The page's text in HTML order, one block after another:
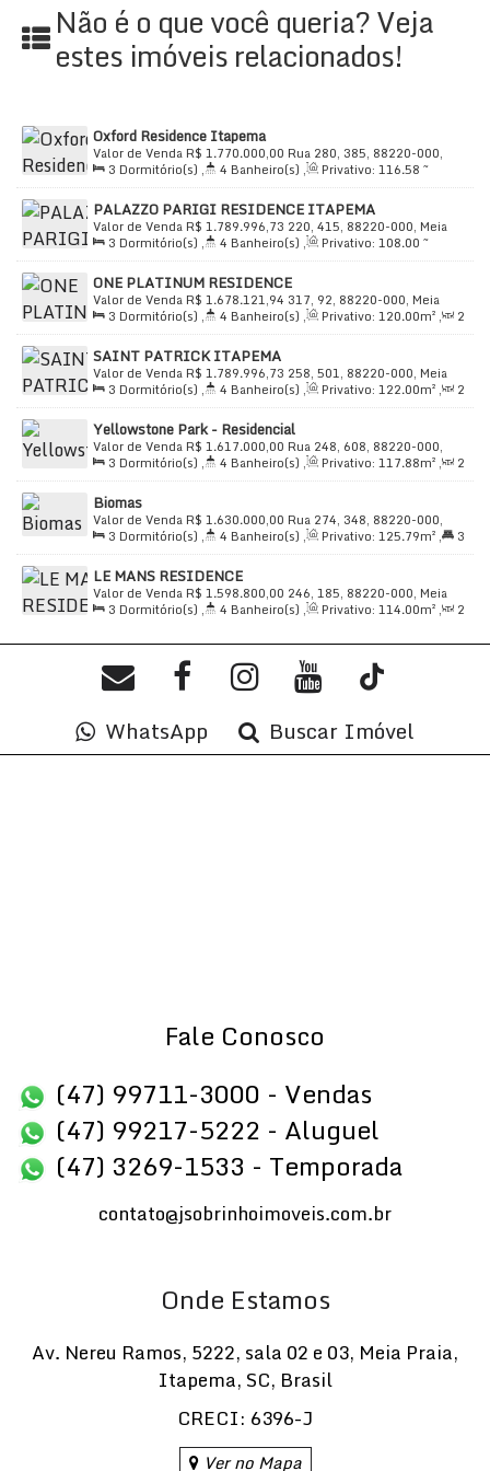
Açougue
Banco
Bistrô com adega
Escola 1º Grau
Este imóvel, avaliado emR$ 1.745.000,00, é a
oportunidade que você esperava para viver com
qualidade e estilo em um dos lugares mais desejados.
Não perca a chance de conhecer oJoão Reis Itapema.
Agende sua visita e venha descobrir todos os detalhes
que este apartamento tem a oferecer.
Não é o que você queria? Veja
estes imóveis relacionados!
Oxford Residence Itapema
R$ 1.770.000,00
Valor de Venda
Rua 280, 385, 88220-000,
Meia Praia, Itapema, Santa Catarina, Brasil
3 Dormitório(s) , 4 Banheiro(s) , Privativo: 116.58 ~
120.41m², 3 Suíte(s), Total: 120.41m², 2 Vaga(s),
Útil:
120.41m²
PALAZZO PARIGI RESIDENCE ITAPEMA
R$ 1.789.996,73
Valor de Venda
220, 415, 88220-000, Meia
Praia, Itapema, Santa Catarina, Brasil
3 Dormitório(s) , 4 Banheiro(s) , Privativo: 108.00 ~
111.00m², 2 Sala(s) , 3Suíte(s) , Total:199.00~
202.00m², 2Vaga(s), Útil:108
ONE PLATINUM RESIDENCE
R$ 1.678.121,94
Valor de Venda
317, 92, 88220-000, Meia
Praia, Itapema, Santa Catarina, Brasil
3 Dormitório(s) , 4 Banheiro(s) , Privativo: 120.00m² ,
2
Sala(s) , 3Suíte(s) , Total:165.00m² , 2Vaga(s) ,
Útil:
120.00m²
SAINT PATRICK ITAPEMA
R$ 1.789.996,73
Valor de Venda
258, 501, 88220-000, Meia
Praia, Itapema, Santa Catarina, Brasil
3 Dormitório(s) , 4 Banheiro(s) , Privativo: 122.00m² ,
2
Sala(s) , 3Suíte(s) , Total:189.00m² , 3Vaga(s) ,
Útil:
122.00m²
Yellowstone Park - Residencial
R$ 1.617.000,00
Valor de Venda
Rua 248, 608, 88220-000,
Meia Praia, Itapema, Santa Catarina, Brasil
3 Dormitório(s) , 4 Banheiro(s) , Privativo: 117.88m² ,
2
Sala(s) , 3Suíte(s) , Total:117.88m² , 2Vaga(s) ,
Útil:
117.88m²
Biomas
R$ 1.630.000,00
Valor de Venda
Rua 274, 348, 88220-000,
Meia Praia, Itapema, Santa Catarina, Brasil
3 Dormitório(s) , 4 Banheiro(s) , Privativo: 125.79m² ,
3
Suíte(s), Total: 125.79m², 2 Vaga(s), Útil:125.79m²
LE MANS RESIDENCE
R$ 1.598.800,00
Valor de Venda
246, 185, 88220-000, Meia
Praia, Itapema, Santa Catarina, Brasil
3 Dormitório(s) , 4 Banheiro(s) , Privativo: 114.00m² ,
2
Distância do Mar, Útil:114.00m²
WhatsApp Buscar Imóvel
Fale Conosco
(47) 99711-3000 - Vendas
(47) 99217-5222 - Aluguel
(47) 3269-1533 - Temporada
contato@jsobrinhoimoveis.com.br
Onde Estamos
Av. Nereu Ramos, 5222, sala 02 e 03, Meia Praia,
Itapema, SC, Brasil
CRECI: 6396-J
Ver no Mapa